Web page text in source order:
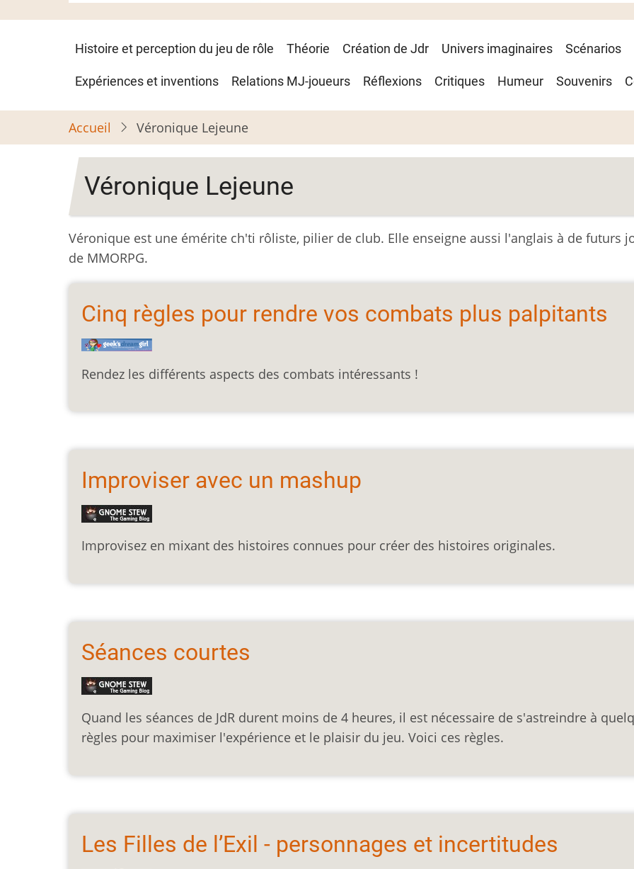
Navigation
principale
Histoire et perception du jeu de rôle Théorie Création de Jdr Univers imaginaires Scénarios
Expériences et inventions Relations MJ-joueurs Réflexions Critiques Humeur Souvenirs
Accueil Véronique Lejeune
Véronique Lejeune
Véronique est une émérite ch'ti rôliste, pilier de club. Elle enseigne aussi l'anglais à de futurs
de MMORPG.
Cinq règles pour rendre vos combats plus palpitants
Rendez les différents aspects des combats intéressants !
Improviser avec un mashup
Improvisez en mixant des histoires connues pour créer des histoires originales.
Séances courtes
Quand les séances de JdR durent moins de 4 heures, il est nécessaire de s'astreindre à
règles pour maximiser l'expérience et le plaisir du jeu. Voici ces règles.
Les Filles de l’Exil - personnages et incertitudes